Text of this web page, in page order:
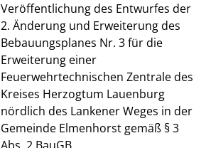
Veröffentlichung des Entwurfes der
2. Änderung und Erweiterung des
Bebauungsplanes Nr. 3 für die
Erweiterung einer
Feuerwehrtechnischen Zentrale des
Kreises Herzogtum Lauenburg
nördlich des Lankener Weges in der
Gemeinde Elmenhorst gemäß § 3